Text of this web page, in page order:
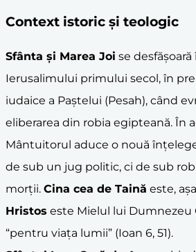
Context istoric și teologic
Sfânta și Marea Joi se
Ierusalimului primului secol, în
iudaice a Paștelui (Pesah), când
eliberarea din robia egipteană. În
Mântuitorul aduce o nouă
de sub un jug politic, ci de sub
morții. Cina cea de Taină este,
Hristos este Mielul lui Dumnezeu
“pentru viața lumii” (Ioan 6, 51).